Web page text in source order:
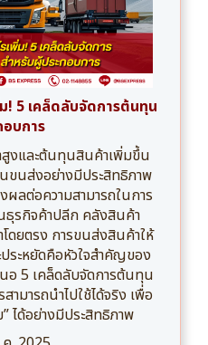
! 5 เคล็ดลับจัดการต้นทุน
บการ
งและต้นทุนสินค้าเพิ่มขึ้น
ขนส่งอย่างมีประสิทธิภาพ
ลต่อความสามารถในการ
นธุรกิจค้าปลีก คลังสินค้า
ดยตรง การขนส่งสินค้าให้
ระหยัดคือหัวใจสำคัญของ
นอ 5 เคล็ดลับจัดการต้นทุน
มารถนำไปใช้ได้จริง เพื่อ
ได้อย่างมีประสิทธิภาพ